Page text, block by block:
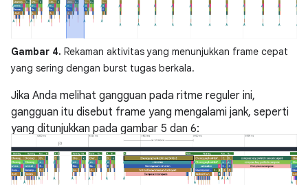
Gambar 4. Rekaman aktivitas yang menunjukkan frame cepat
yang sering dengan burst tugas berkala.
Jika Anda melihat gangguan pada ritme reguler ini,
gangguan itu disebut frame yang mengalami jank, seperti
yang ditunjukkan pada gambar 5 dan 6: